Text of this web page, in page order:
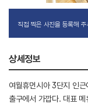
직접 찍은 사진을 등록해 주
상세정보
여월휴먼시아 3단지 인
출구에서 가깝다. 대표